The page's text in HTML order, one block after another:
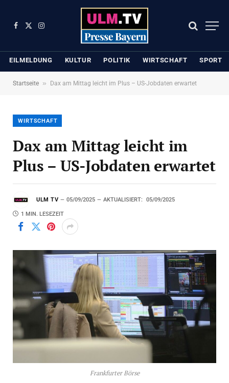
Facebook
X
Instagram
EILMELDUNG KULTUR POLITIK WIRTSCHAFT SPORT
Startseite » Dax am Mittag leicht im Plus – US-Jobdaten erwartet
WIRTSCHAFT
Dax am Mittag leicht im
Plus – US-Jobdaten erwartet
ULM TV 05/09/2025 AKTUALISIERT: 05/09/2025
1 MIN. LESEZEIT
Frankfurter Börse